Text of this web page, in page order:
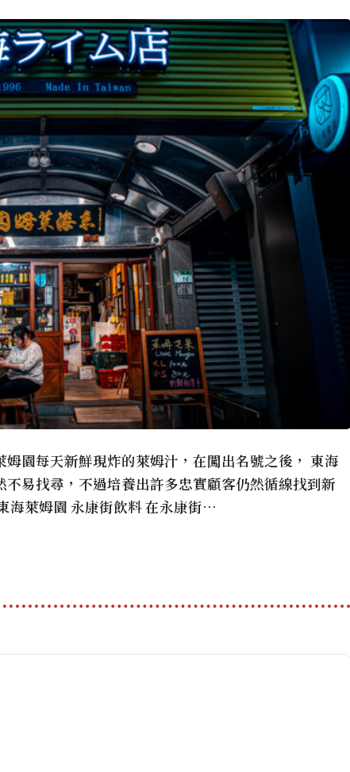
園每天新鮮現炸的萊姆汁，在闖出名號之後， 東海
易找尋，不過培養出許多忠實顧客仍然循線找到新
海萊姆園 永康街飲料 在永康街…